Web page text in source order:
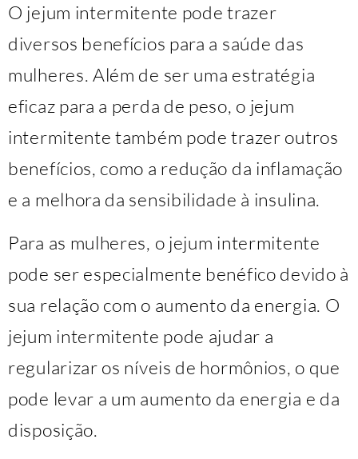
O jejum intermitente pode trazer
diversos benefícios para a saúde das
mulheres. Além de ser uma estratégia
eficaz para a perda de peso, o jejum
intermitente também pode trazer outros
benefícios, como a redução da inflamação
e a melhora da sensibilidade à insulina.
Para as mulheres, o jejum intermitente
pode ser especialmente benéfico devido à
sua relação com o aumento da energia. O
jejum intermitente pode ajudar a
regularizar os níveis de hormônios, o que
pode levar a um aumento da energia e da
disposição.